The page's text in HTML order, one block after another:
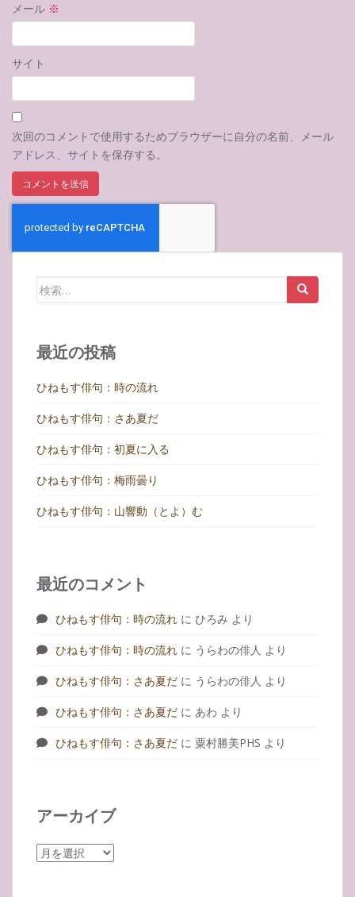
メール ※
サイト
次回のコメントで使用するためブラウザーに自分の名前、メール
アドレス、サイトを保存する。
検
最近の投稿
ひねもす俳句：時の流れ
ひねもす俳句：さあ夏だ
ひねもす俳句：初夏に入る
ひねもす俳句：梅雨曇り
ひねもす俳句：山響動（とよ）む
最近のコメント
ひねもす俳句：時の流れ に ひろみ より
ひねもす俳句：時の流れ に うらわの俳人 より
ひねもす俳句：さあ夏だ に うらわの俳人 より
ひねもす俳句：さあ夏だ に あわ より
ひねもす俳句：さあ夏だ に 粟村勝美PHS より
アーカイブ
ア